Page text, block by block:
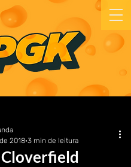
2018 3 min de leitura